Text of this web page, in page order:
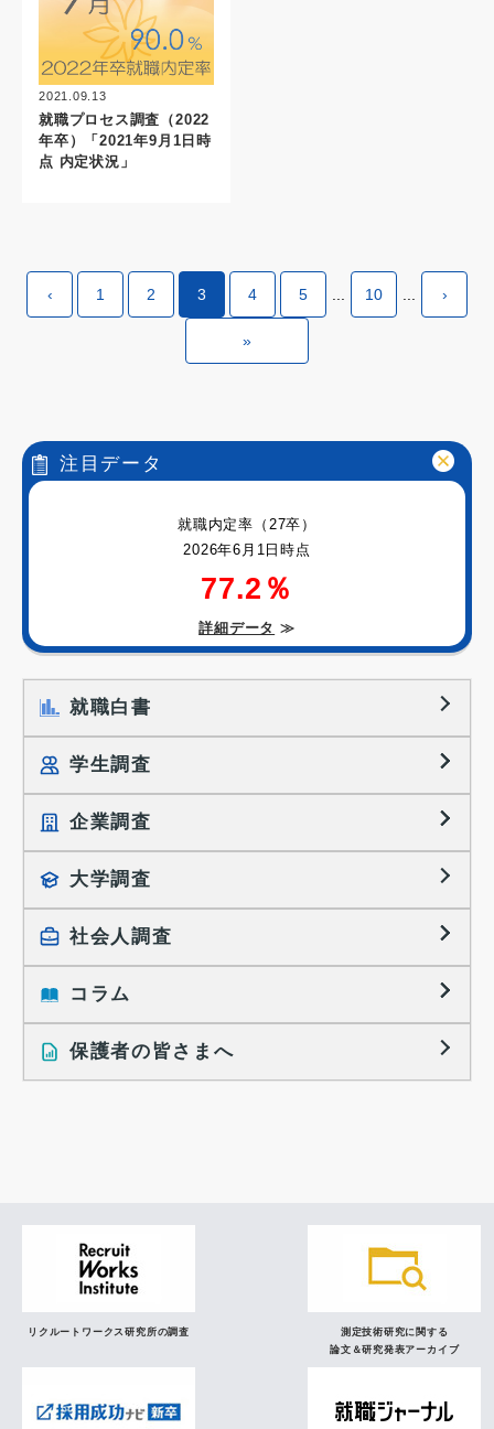
2021.09.13
就職プロセス調査（2022
年卒）「2021年9月1日時
点 内定状況」
‹ 1 2 3 4 5 10 ›
»
注目データ
就職内定率（27卒）
2026年6月1日時点
77.2％
詳細データ ≫
就職白書
学生調査
就職プロセス調査
就職活動TOPICS
大学生の実態調査
働きたい組織の特徴
大学生の地域間移動レポート
就職活動に関するレポート
企業調査
採用に関する調査
採用活動に関するレポート
大学調査
社会人調査
就職活動と入社後の就業
就業レディネス研究
コラム
インタビュー記事
保護者の皆さまへ
リクルートワークス研究所の調査
測定技術研究に関する
論文＆研究発表アーカイブ